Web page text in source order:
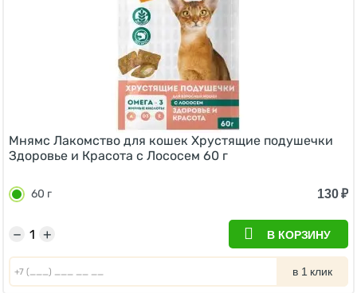
Мнямс Лакомство для кошек Хрустящие подушечки
Здоровье и Красота с Лососем 60 г
60 г 130₽
+
− В КОРЗИНУ
в 1 клик